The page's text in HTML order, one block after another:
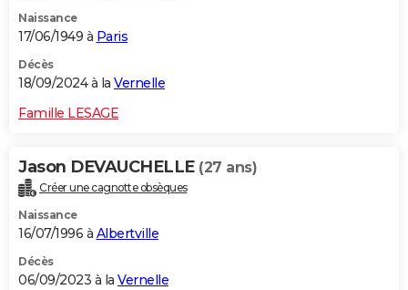
Naissance
17/06/1949 à Paris
Décès
18/09/2024 à la Vernelle
Famille LESAGE
Jason DEVAUCHELLE (27 ans)
Créer une cagnotte obsèques
Naissance
16/07/1996 à Albertville
Décès
06/09/2023 à la Vernelle